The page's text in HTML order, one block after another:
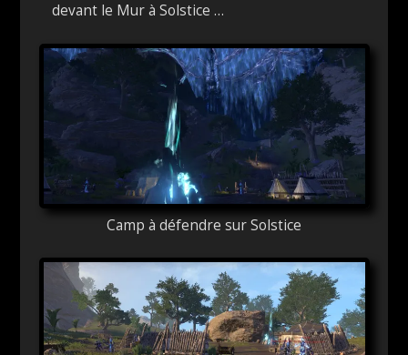
devant le Mur à Solstice …
Camp à défendre sur Solstice